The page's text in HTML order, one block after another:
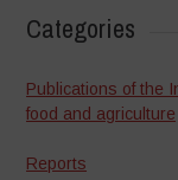
Categories
Publications of the
food and agriculture
Reports